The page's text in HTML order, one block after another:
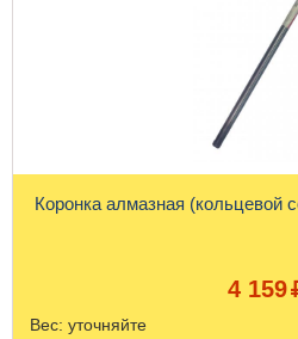
4 159
Вес: уточняйте